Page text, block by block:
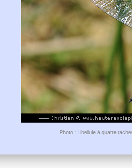
Photo : Libellule à quatre